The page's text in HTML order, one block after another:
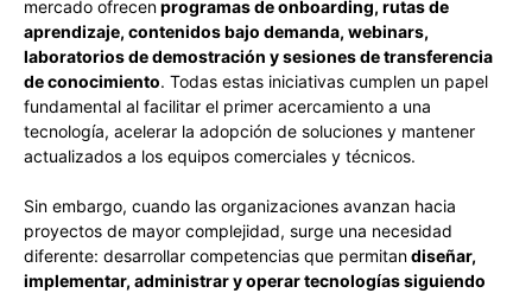
mercado ofrecenprogramas de onboarding, rutas de
aprendizaje, contenidos bajo demanda, webinars,
laboratorios de demostración y sesiones de transferencia
de conocimiento. Todas estas iniciativas cumplen un papel
fundamental al facilitar el primer acercamiento a una
tecnología, acelerar la adopción de soluciones y mantener
actualizados a los equipos comerciales y técnicos.
Sin embargo, cuando las organizaciones avanzan hacia
proyectos de mayor complejidad, surge una necesidad
diferente: desarrollar competencias que permitandiseñar,
implementar, administrar y operar tecnologías siguiendo